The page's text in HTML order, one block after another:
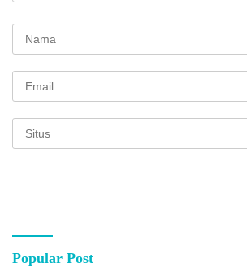
Popular Post